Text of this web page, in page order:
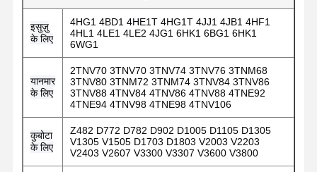
इसुज़ु
के लिए
4HG1 4BD1 4HE1T 4HG1T 4JJ1 4JB1 4HF1
4HL1 4LE1 4LE2 4JG1 6HK1 6BG1 6HK1
6WG1
यानमार
के लिए
2TNV70 3TNV70 3TNV74 3TNV76 3TNM68
3TNV80 3TNM72 3TNM74 3TNV84 3TNV86
3TNV88 4TNV84 4TNV86 4TNV88 4TNE92
4TNE94 4TNV98 4TNE98 4TNV106
कुबोटा
के लिए
Z482 D772 D782 D902 D1005 D1105 D1305
V1305 V1505 D1703 D1803 V2003 V2203
V2403 V2607 V3300 V3307 V3600 V3800